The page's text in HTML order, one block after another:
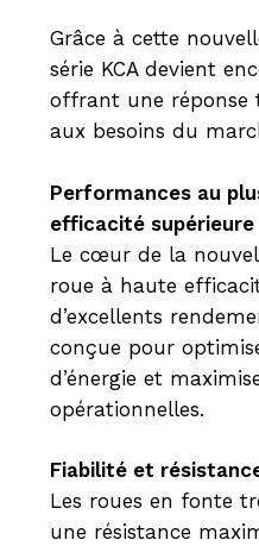
Grâce à cette
série KCA devient
offrant une réponse
aux besoins du
Performances au
efficacité supérieure
Le cœur de la
roue à haute
d’excellents
conçue pour
d’énergie et
opérationnelles.
Fiabilité et
Les roues en fonte
une résistance